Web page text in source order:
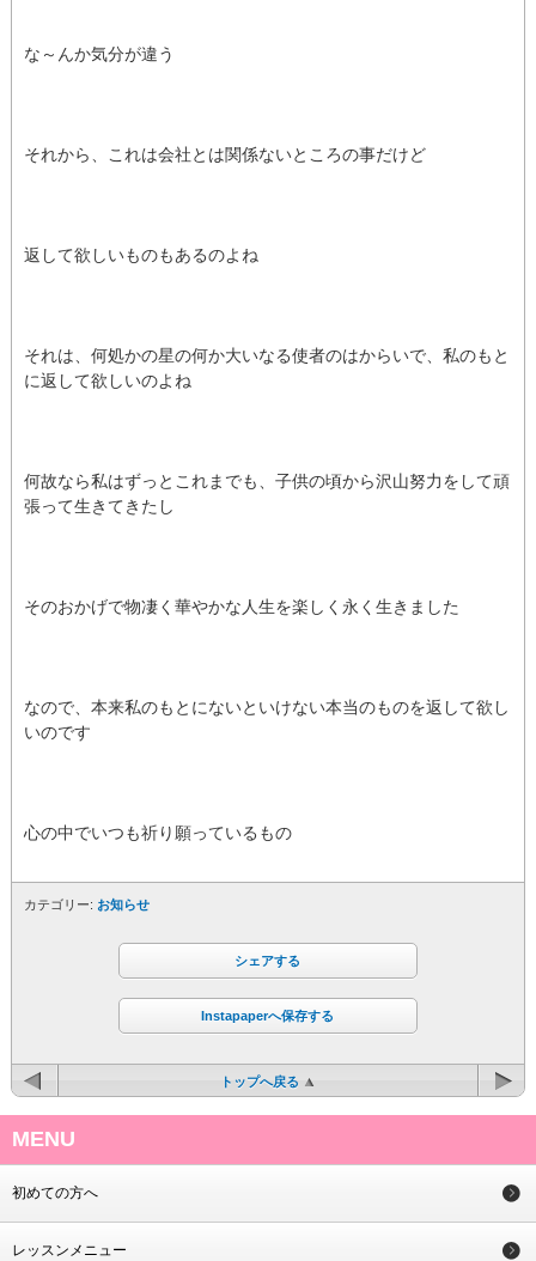
な～んか気分が違う
それから、これは会社とは関係ないところの事だけど
返して欲しいものもあるのよね
それは、何処かの星の何か大いなる使者のはからいで、私のもと
に返して欲しいのよね
何故なら私はずっとこれまでも、子供の頃から沢山努力をして頑
張って生きてきたし
そのおかげで物凄く華やかな人生を楽しく永く生きました
なので、本来私のもとにないといけない本当のものを返して欲し
いのです
心の中でいつも祈り願っているもの
カテゴリー: お知らせ
シェアする
Instapaperへ保存する
トップへ戻る
MENU
初めての方へ
レッスンメニュー